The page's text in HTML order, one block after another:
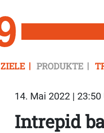
ZIELE PRODUKTE
14. Mai 2022 | 23:50
Intrepid